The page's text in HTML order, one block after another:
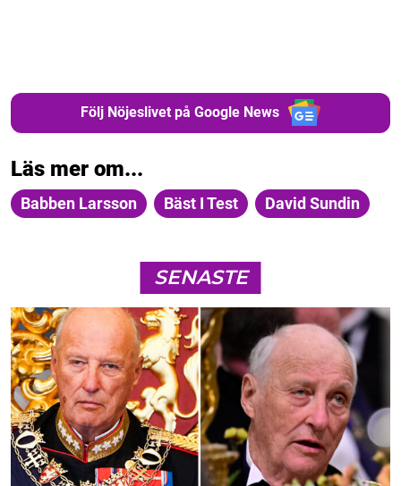
Följ Nöjeslivet på Google News
Läs mer om...
Babben Larsson Bäst I Test David Sundin
SENASTE